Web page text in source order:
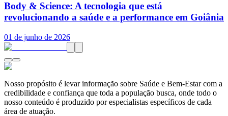
Body & Science: A tecnologia que está
revolucionando a saúde e a performance em Goiânia
01 de junho de 2026
Nosso propósito é levar informação sobre Saúde e Bem-Estar com a
credibilidade e confiança que toda a população busca, onde todo o
nosso conteúdo é produzido por especialistas específicos de cada
área de atuação.